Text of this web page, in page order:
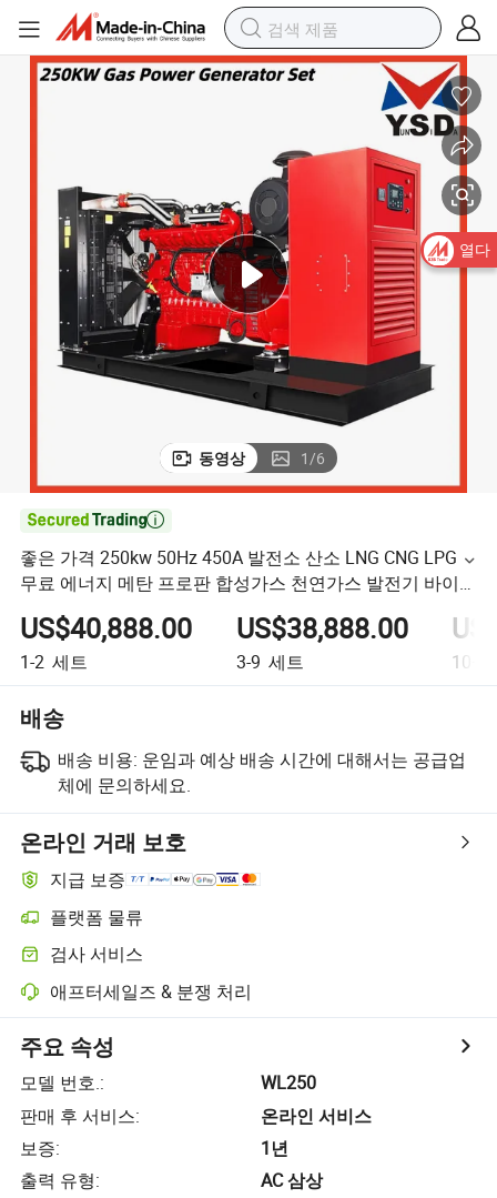
동영상 1/6

좋은 가격 250kw 50Hz 450A 발전소 산소 LNG CNG LPG
무료 에너지 메탄 프로판 합성가스 천연가스 발전기 바이
오매스 바이오가스 수소 엔진
US$40,888.00
1-2 세트
US$38,888.00
3-9 세트 10+
배송
배송 비용: 운임과 예상 배송 시간에 대해서는 공급업
체에 문의하세요.
온라인 거래 보호
지급 보증
플랫폼 물류
검사 서비스
애프터세일즈 & 분쟁 처리
주요 속성
모델 번호.:
WL250
판매 후 서비스:
온라인 서비스
보증:
1년
출력 유형:
AC 삼상
열다